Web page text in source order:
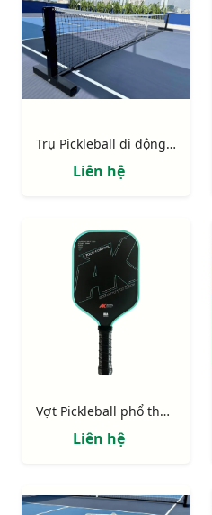
Trụ Pickleball di động thi đấu
Liên hệ
Vợt Pickleball phổ thông
Liên hệ